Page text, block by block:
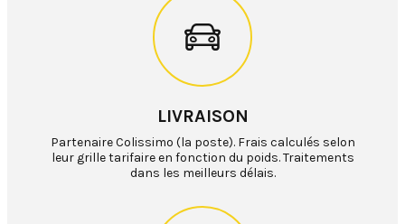
LIVRAISON
Partenaire Colissimo (la poste). Frais calculés selon
leur grille tarifaire en fonction du poids. Traitements
dans les meilleurs délais.